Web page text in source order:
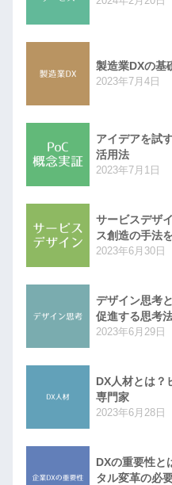
製造業DXの基
2023年7月4日
アイデアを試
活用法
2023年7月1日
サービスデザ
ス創造の手法
2023年6月30日
デザイン思考
促進する思考
2023年6月29日
DX人材とは？
専門家
2023年6月28日
DXの重要性と
タル変革の必